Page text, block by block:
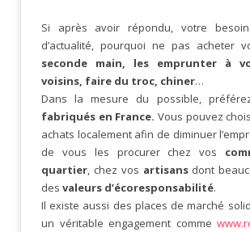
Si après avoir répondu, votre
d’actualité, pourquoi ne pas acheter
seconde main, les emprunter à
voisins, faire du troc, chiner…
Dans la mesure du possible,
fabriqués en France. Vous pouvez
achats localement afin de diminuer
de vous les procurer chez vos
quartier, chez vos artisans dont
des valeurs d’écoresponsabilité.
Il existe aussi des places de marché
un véritable engagement comme